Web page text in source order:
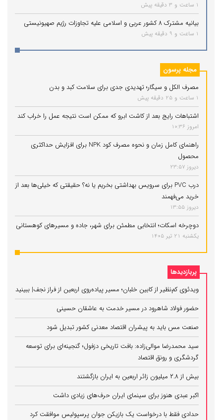
1 ساعت و 3 دقیقه پیش
بیانیه مشترک ۸ کشور عربی و اسلامی علیه تجاوزات رژیم صهیونیستی
1 ساعت و 9 دقیقه پیش
مجله پرسون
مصرف الکل و سیگار؛ تهدیدی جدی برای سلامت کبد و بدن
1 ساعت و 25 دقیقه پیش
اشتباهات رایج بعد از کاشت ابرو که ممکن است نتیجه عمل را خراب کند
امروز 10:36
راهنمای کامل زمان و نحوه مصرف کود NPK برای افزایش حداکثری
محصول
دیروز 23:57
درب PVC برای سرویس بهداشتی بخریم یا نه؟ حقیقتی که خیلی‌ها بعد از
خرید می‌فهمند
دیروز 13:55
دوچرخه اسکات؛ انتخابی مطمئن برای شهر، جاده و مسیرهای کوهستانی
یکشنبه 21 تیر 1405
پربازدیدها
ویدئوی کم‌نظیر از کابین خلبان؛ مسیر پیاده‌روی اربعین از فراز نجف| ببینید
حضور فولاد شاهرود در مسیر خدمت به عاشقان حسینی
صنعت مس باید به پیشران اقتصاد معدنی کشور تبدیل شود
سید محمدرضا موالی‌زاده: بافت تاریخی دزفول؛ گنجینه‌ای برای توسعه
گردشگری و رونق اقتصاد
بیش از ۲.۸ میلیون زائر اربعین به ایران بازگشتند
اکبر عبدی هنوز برای سینمای ایران حرف‌های زیادی داشت
حدادی فقط با درخواست یک بازیکن جوان پرسپولیس موافقت کرد